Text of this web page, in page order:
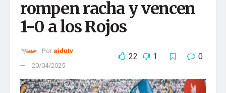
rompen racha y vencen
1-0 a los Rojos
Por aidutv
20/04/2025
22 1 0